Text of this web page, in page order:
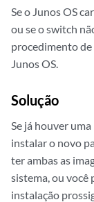
Se o Junos OS
ou se o switch
procedimento
Junos OS.
Solução
Se já houver
instalar o novo
ter ambas as
sistema, ou você
instalação